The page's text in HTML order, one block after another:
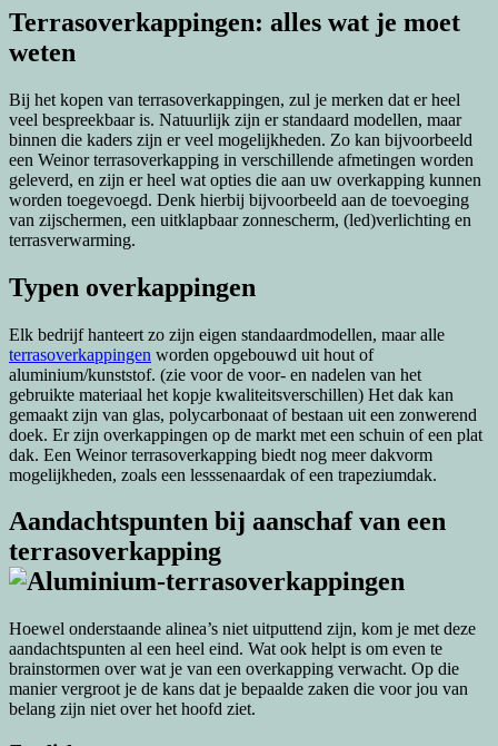
Terrasoverkappingen: alles wat je moet
weten
Bij het kopen van terrasoverkappingen, zul je merken dat er heel
veel bespreekbaar is. Natuurlijk zijn er standaard modellen, maar
binnen die kaders zijn er veel mogelijkheden. Zo kan bijvoorbeeld
een Weinor terrasoverkapping in verschillende afmetingen worden
geleverd, en zijn er heel wat opties die aan uw overkapping kunnen
worden toegevoegd. Denk hierbij bijvoorbeeld aan de toevoeging
van zijschermen, een uitklapbaar zonnescherm, (led)verlichting en
terrasverwarming.
Typen overkappingen
Elk bedrijf hanteert zo zijn eigen standaardmodellen, maar alle
terrasoverkappingen worden opgebouwd uit hout of
aluminium/kunststof. (zie voor de voor- en nadelen van het
gebruikte materiaal het kopje kwaliteitsverschillen) Het dak kan
gemaakt zijn van glas, polycarbonaat of bestaan uit een zonwerend
doek. Er zijn overkappingen op de markt met een schuin of een plat
dak. Een Weinor terrasoverkapping biedt nog meer dakvorm
mogelijkheden, zoals een lesssenaardak of een trapeziumdak.
Aandachtspunten bij aanschaf van een
terrasoverkapping
Hoewel onderstaande alinea’s niet uitputtend zijn, kom je met deze
aandachtspunten al een heel eind. Wat ook helpt is om even te
brainstormen over wat je van een overkapping verwacht. Op die
manier vergroot je de kans dat je bepaalde zaken die voor jou van
belang zijn niet over het hoofd ziet.